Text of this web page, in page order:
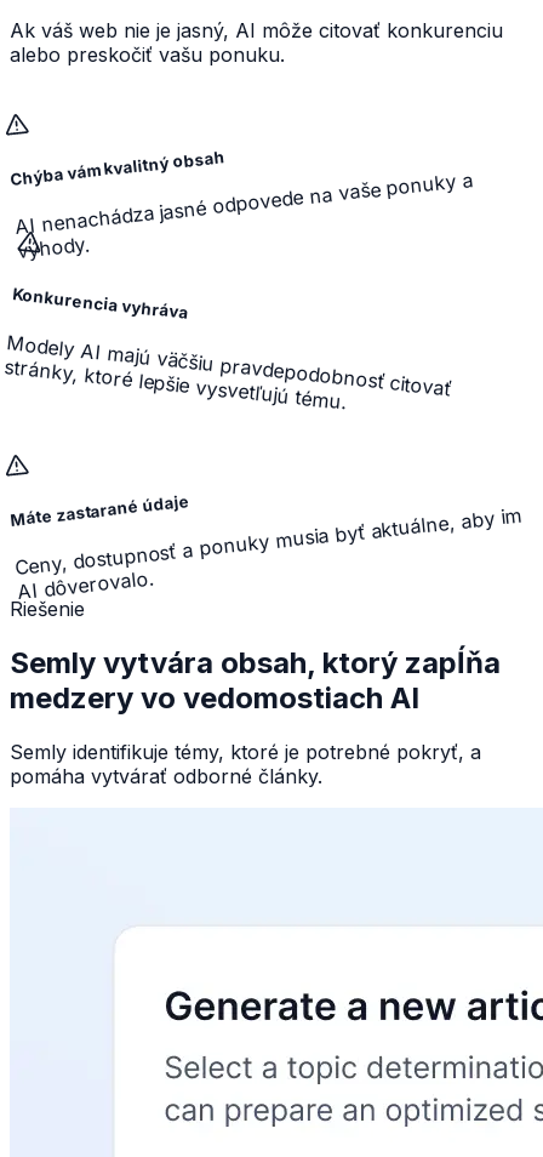
Ak váš web nie je jasný, AI môže citovať konkurenciu
alebo preskočiť vašu ponuku.
Chýba vám kvalitný obsah
AI nenachádza jasné odpovede na vaše ponuky a
výhody.
Konkurencia vyhráva
Modely AI majú väčšiu pravdepodobnosť citovať
stránky, ktoré lepšie vysvetľujú tému.
Máte zastarané údaje
Ceny, dostupnosť a ponuky musia byť aktuálne, aby im
AI dôverovalo.
Riešenie
Semly vytvára obsah, ktorý zapĺňa
medzery vo vedomostiach AI
Semly identifikuje témy, ktoré je potrebné pokryť, a
pomáha vytvárať odborné články.